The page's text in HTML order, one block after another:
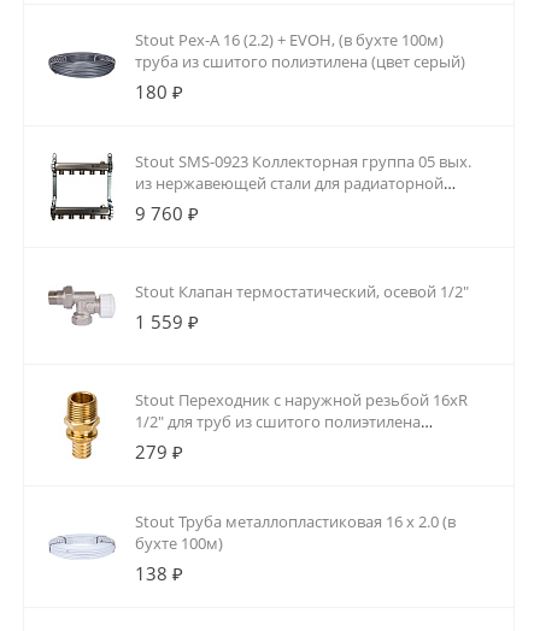
Stout Pex-A 16 (2.2) + EVOH, (в бухте 100м)
труба из сшитого полиэтилена (цвет серый)
180 ₽
Stout SMS-0923 Коллекторная группа 05 вых.
из нержавеющей стали для радиаторной
разводки
9 760 ₽
Stout Клапан термостатический, осевой 1/2"
1 559 ₽
Stout Переходник с наружной резьбой 16xR
1/2" для труб из сшитого полиэтилена
аксиальный
279 ₽
Stout Труба металлопластиковая 16 х 2.0 (в
бухте 100м)
138 ₽